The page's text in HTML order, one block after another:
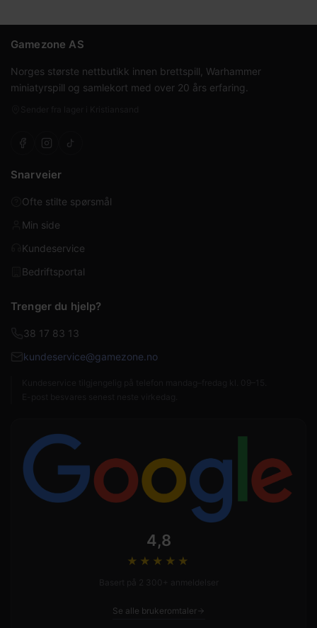
Gamezone AS
Norges største nettbutikk innen brettspill, Warhammer
miniatyrspill og samlekort med over 20 års erfaring.
Snarveier
Ofte stilte spørsmål
Min side
Kundeservice
Bedriftsportal
Trenger du hjelp?
38 17 83 13
kundeservice@gamezone.no
4,8
★★★★ ★
Se alle brukeromtaler